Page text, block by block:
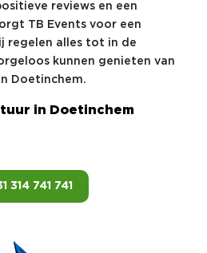
reviews en een
TB Events voor een
regelen alles tot in de
kunnen genieten van
Doetinchem.
in Doetinchem
314 741 741